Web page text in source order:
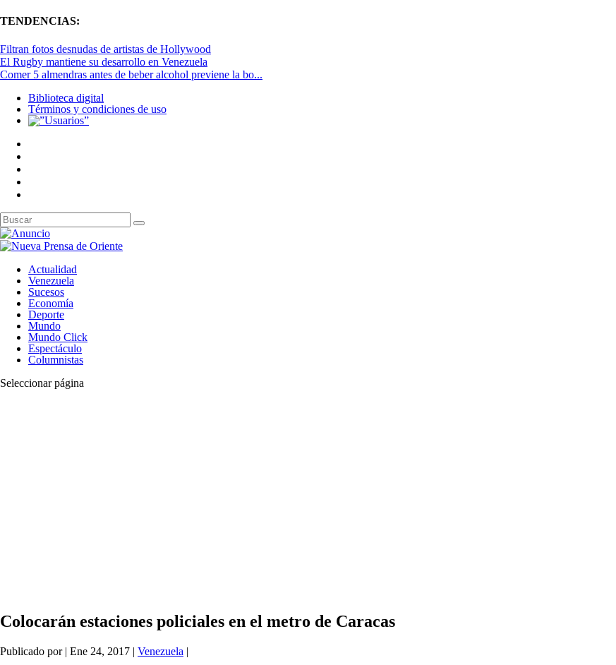
TENDENCIAS:
Filtran fotos desnudas de artistas de Hollywood
El Rugby mantiene su desarrollo en Venezuela
Comer 5 almendras antes de beber alcohol previene la bo...
Biblioteca digital
Términos y condiciones de uso
Actualidad
Venezuela
Sucesos
Economía
Deporte
Mundo
Mundo Click
Espectáculo
Columnistas
Seleccionar página
Colocarán estaciones policiales en el metro de Caracas
Publicado por | Ene 24, 2017 | Venezuela |